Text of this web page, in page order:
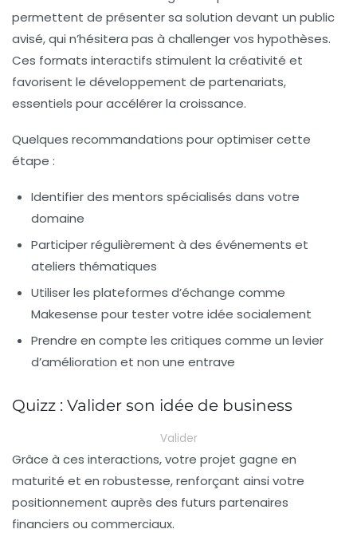
permettent de présenter sa solution devant un public
avisé, qui n’hésitera pas à challenger vos hypothèses.
Ces formats interactifs stimulent la créativité et
favorisent le développement de partenariats,
essentiels pour accélérer la croissance.
Quelques recommandations pour optimiser cette
étape :
Identifier des mentors spécialisés dans votre
domaine
Participer régulièrement à des événements et
ateliers thématiques
Utiliser les plateformes d’échange comme
Makesense pour tester votre idée socialement
Prendre en compte les critiques comme un levier
d’amélioration et non une entrave
Quizz : Valider son idée de business
Valider
Grâce à ces interactions, votre projet gagne en
maturité et en robustesse, renforçant ainsi votre
positionnement auprès des futurs partenaires
financiers ou commerciaux.